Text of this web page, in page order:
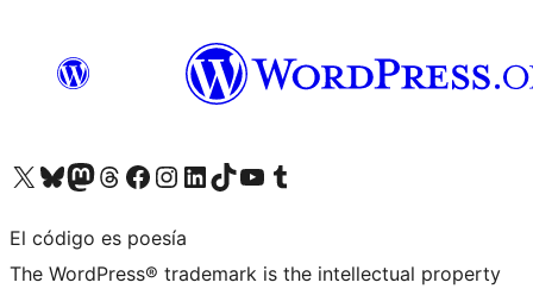
Visita nuestra cuenta de X (anteriormente Twitter)
Visita nuestra cuenta de Bluesky
Visita nuestra cuenta de Mastodon
Visita nuestra cuenta de Threads
Visita nuestra página de Facebook
Visita nuestra cuenta de Instagram
Visita nuestra cuenta de LinkedIn
Visita nuestra cuenta de TikTok
Visita nuestro canal de YouTube
Visita nuestra cuenta de Tumblr
El código es poesía
The WordPress® trademark is the intellectual property